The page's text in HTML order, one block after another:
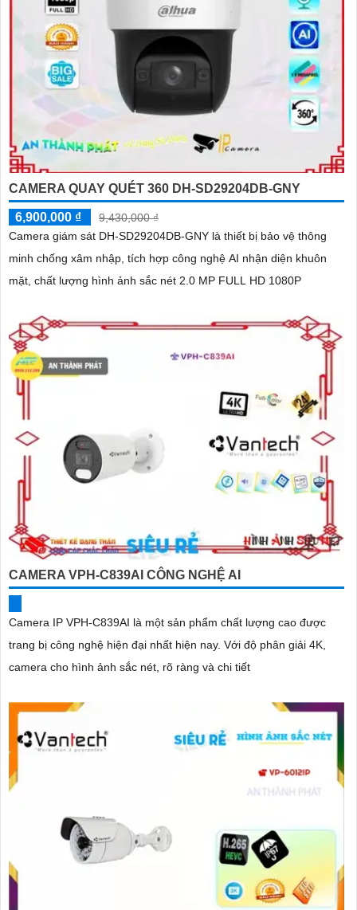
CAMERA QUAY QUÉT 360 DH-SD29204DB-GNY
6,900,000 ₫
9,430,000 ₫
Camera giám sát DH-SD29204DB-GNY là thiết bị bảo vệ thông
minh chống xâm nhập, tích hợp công nghệ AI nhận diện khuôn
mặt, chất lượng hình ảnh sắc nét 2.0 MP FULL HD 1080P
CAMERA VPH-C839AI CÔNG NGHỆ AI
Camera IP VPH-C839AI là một sản phẩm chất lượng cao được
trang bị công nghệ hiện đại nhất hiện nay. Với độ phân giải 4K,
camera cho hình ảnh sắc nét, rõ ràng và chi tiết